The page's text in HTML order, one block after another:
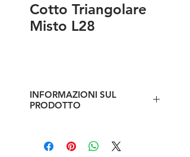
Cotto Triangolare
Misto L28
INFORMAZIONI SUL
PRODOTTO
Dimensione lato 28 cm